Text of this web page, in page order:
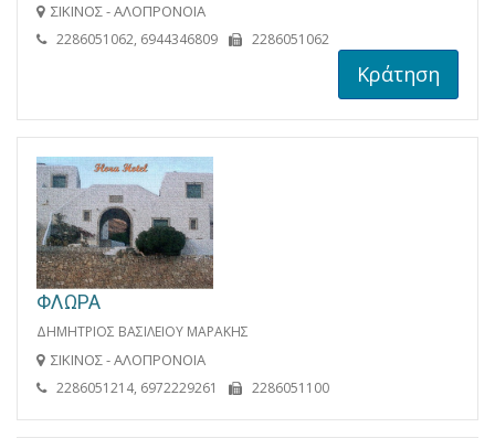
ΣΙΚΙΝΟΣ - ΑΛΟΠΡΟΝΟΙΑ
2286051062, 6944346809 2286051062
Κράτηση
ΦΛΩΡΑ
ΔΗΜΗΤΡΙΟΣ ΒΑΣΙΛΕΙΟΥ ΜΑΡΑΚΗΣ
ΣΙΚΙΝΟΣ - ΑΛΟΠΡΟΝΟΙΑ
2286051214, 6972229261 2286051100